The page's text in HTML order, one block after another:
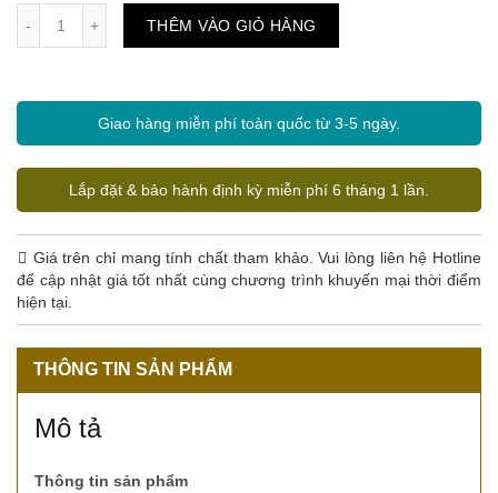
THÊM VÀO GIỎ HÀNG
Giao hàng miễn phí toàn quốc từ 3-5 ngày.
Lắp đặt & bảo hành định kỳ miễn phí 6 tháng 1 lần.
Giá trên chỉ mang tính chất tham khảo. Vui lòng liên hệ Hotline
để cập nhật giá tốt nhất cùng chương trình khuyến mại thời điểm
hiện tại.
THÔNG TIN SẢN PHẨM
Mô tả
Thông tin sản phẩm